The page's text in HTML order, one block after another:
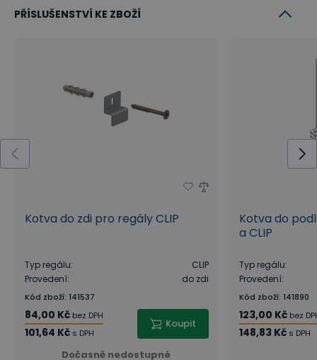
PŘÍSLUŠENSTVÍ KE ZBOŽÍ
Kotva do zdi pro regály CLIP
Typ regálu:
CLIP
Provedení: do zdi
Kód zboží: 141537
84,00 Kč bez DPH
101,64 Kč s DPH
Koupit
Dočasně nedostupné
Kotva do
a CLIP
Typ regálu:
Provedení:
Kód zboží: 141890
123,00 Kč bez
148,83 Kč s DPH